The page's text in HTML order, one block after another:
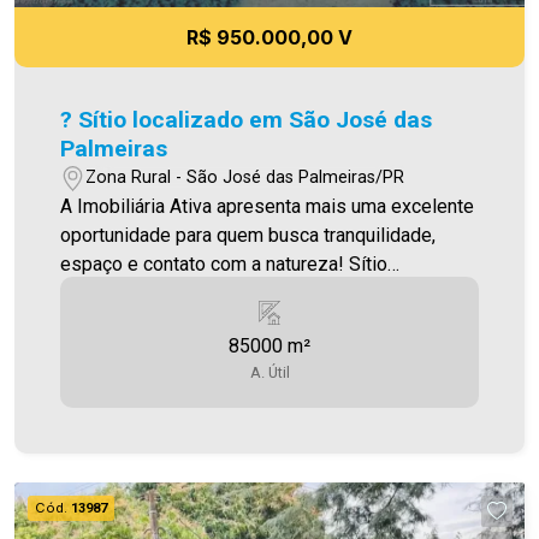
R$ 950.000,00 V
? Sítio localizado em São José das
Palmeiras
Zona Rural - São José das Palmeiras/PR
A Imobiliária Ativa apresenta mais uma excelente
oportunidade para quem busca tranquilidade,
espaço e contato com a natureza! Sítio
conta com: Sala Cozinha 02 Quartos 01 Banheiro
Área construída aproximada: 100m² Área total do
uma das maiores carteiras de imóveis da cidade,
com excelentes opções para locação e venda.
85000 m²
A. Útil
Cód. 13987